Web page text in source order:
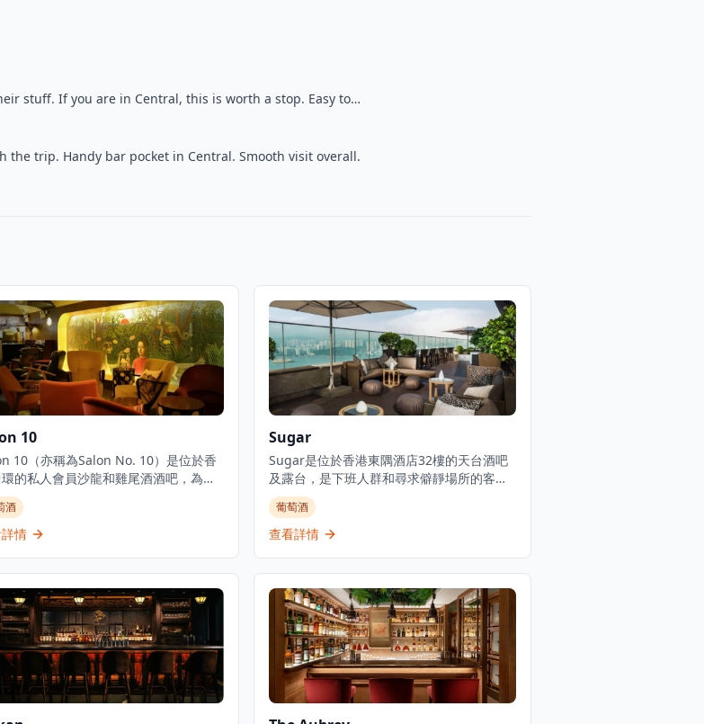
stuff. If you are in Central, this is worth a stop. Easy to…
trip. Handy bar pocket in Central. Smooth visit overall.
10
10（亦稱為Salon No. 10）是位於香
的私人會員沙龍和雞尾酒酒吧，為創
業人士、鑑賞家、國際企業家和有品味
提供聚會場所。該場所以「好奇心、
和想像力的沙龍」為理念，讓客人可
世紀現代洞穴」，設有多個座位區
包括俯瞰亞畢諾道的熱門窗邊角落。
10逢星期三至六晚上7時至凌晨2時營
舉辦各種活動，包括現場音樂、DJ、舞
和魔術表演，同時提供雞尾酒和分享
。場所保持低照明以營造舒適親密的氛
譽為香港最時髦的酒吧之一 。
酒
情
Sugar
Sugar是位於香港東隅酒店32樓的天台酒吧
及露台，是下班人群和尋求僻靜場所的客人
的社區熱點。這個天台綠洲提供大膽原創的
雞尾酒，被形容為不僅僅是一個場所，更是
香港國際化精神的象徵。酒吧擁有優美的氛
古城這個繁榮地區提供精緻的天台用餐和飲
酒體驗。
葡萄酒
查看詳情